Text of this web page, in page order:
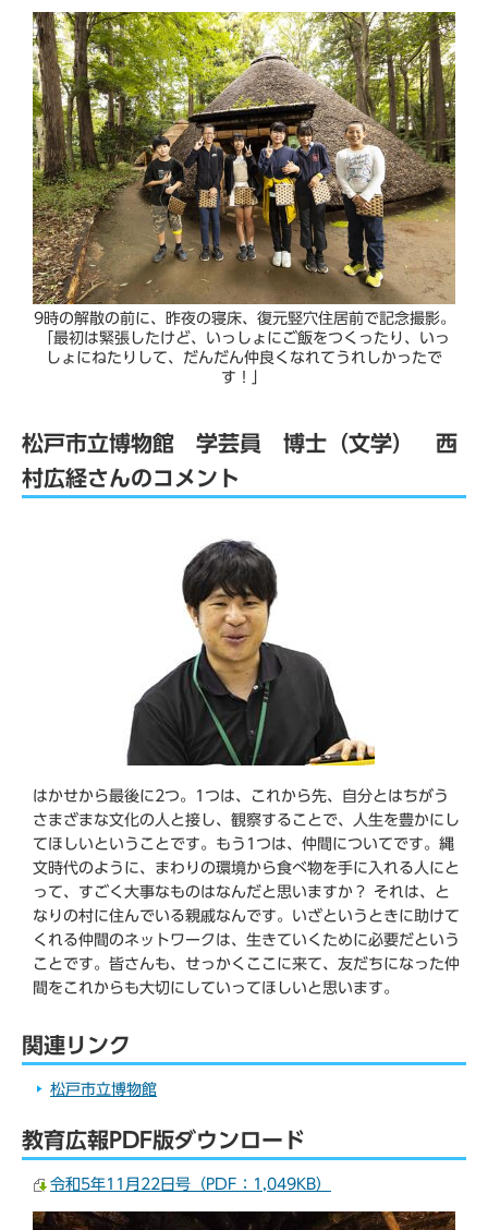
9時の解散の前に、昨夜の寝床、復元竪穴住居前で記念撮影。
「最初は緊張したけど、いっしょにご飯をつくったり、いっ
しょにねたりして、だんだん仲良くなれてうれしかったで
す！」
松戸市立博物館 学芸員 博士（文学） 西
村広経さんのコメント
はかせから最後に2つ。1つは、これから先、自分とはちがう
さまざまな文化の人と接し、観察することで、人生を豊かにし
てほしいということです。もう1つは、仲間についてです。縄
文時代のように、まわりの環境から食べ物を手に入れる人にと
って、すごく大事なものはなんだと思いますか？ それは、と
なりの村に住んでいる親戚なんです。いざというときに助けて
くれる仲間のネットワークは、生きていくために必要だという
ことです。皆さんも、せっかくここに来て、友だちになった仲
間をこれからも大切にしていってほしいと思います。
関連リンク
松戸市立博物館
教育広報PDF版ダウンロード
令和5年11月22日号（PDF：1,049KB）